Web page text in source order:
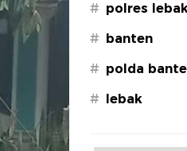
# polres
# banten
# polda
# lebak